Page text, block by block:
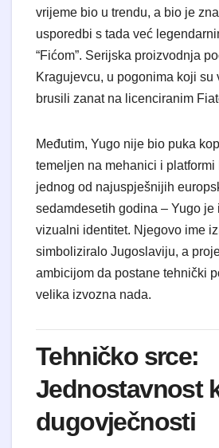
vrijeme bio u trendu, a bio je
usporedbi s tada već
“Fićom”. Serijska proizvodnja
Kragujevcu, u pogonima koji su
brusili zanat na licenciranim
Međutim, Yugo nije bio puka
temeljen na mehanici i platformi
jednog od najuspješnijih
sedamdesetih godina – Yugo je
vizualni identitet. Njegovo ime
simboliziralo Jugoslaviju, a
ambicijom da postane tehnički
velika izvozna nada.
Tehničko srce:
Jednostavnost
dugovječnosti